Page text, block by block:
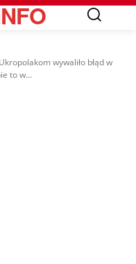
Ukropolakom wywaliło błąd w
to w...